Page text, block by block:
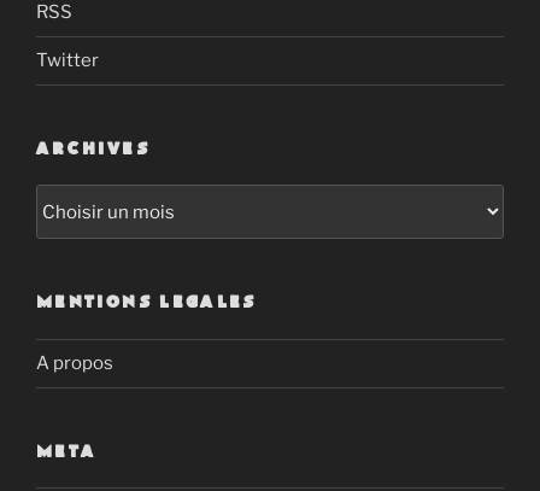
RSS
Twitter
ARCHIVES
MENTIONS LEGALES
A propos
META